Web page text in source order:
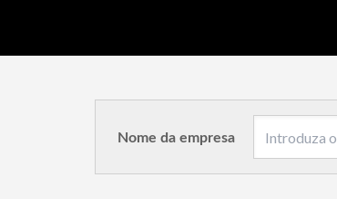
Nome da empresa